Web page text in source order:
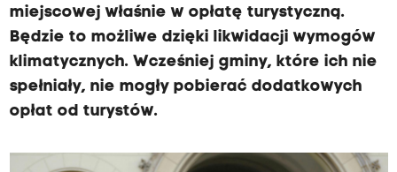
miejscowej właśnie w opłatę turystyczną.
Będzie to możliwe dzięki likwidacji wymogów
klimatycznych. Wcześniej gminy, które ich nie
spełniały, nie mogły pobierać dodatkowych
opłat od turystów.